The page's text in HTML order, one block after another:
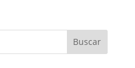
Buscar